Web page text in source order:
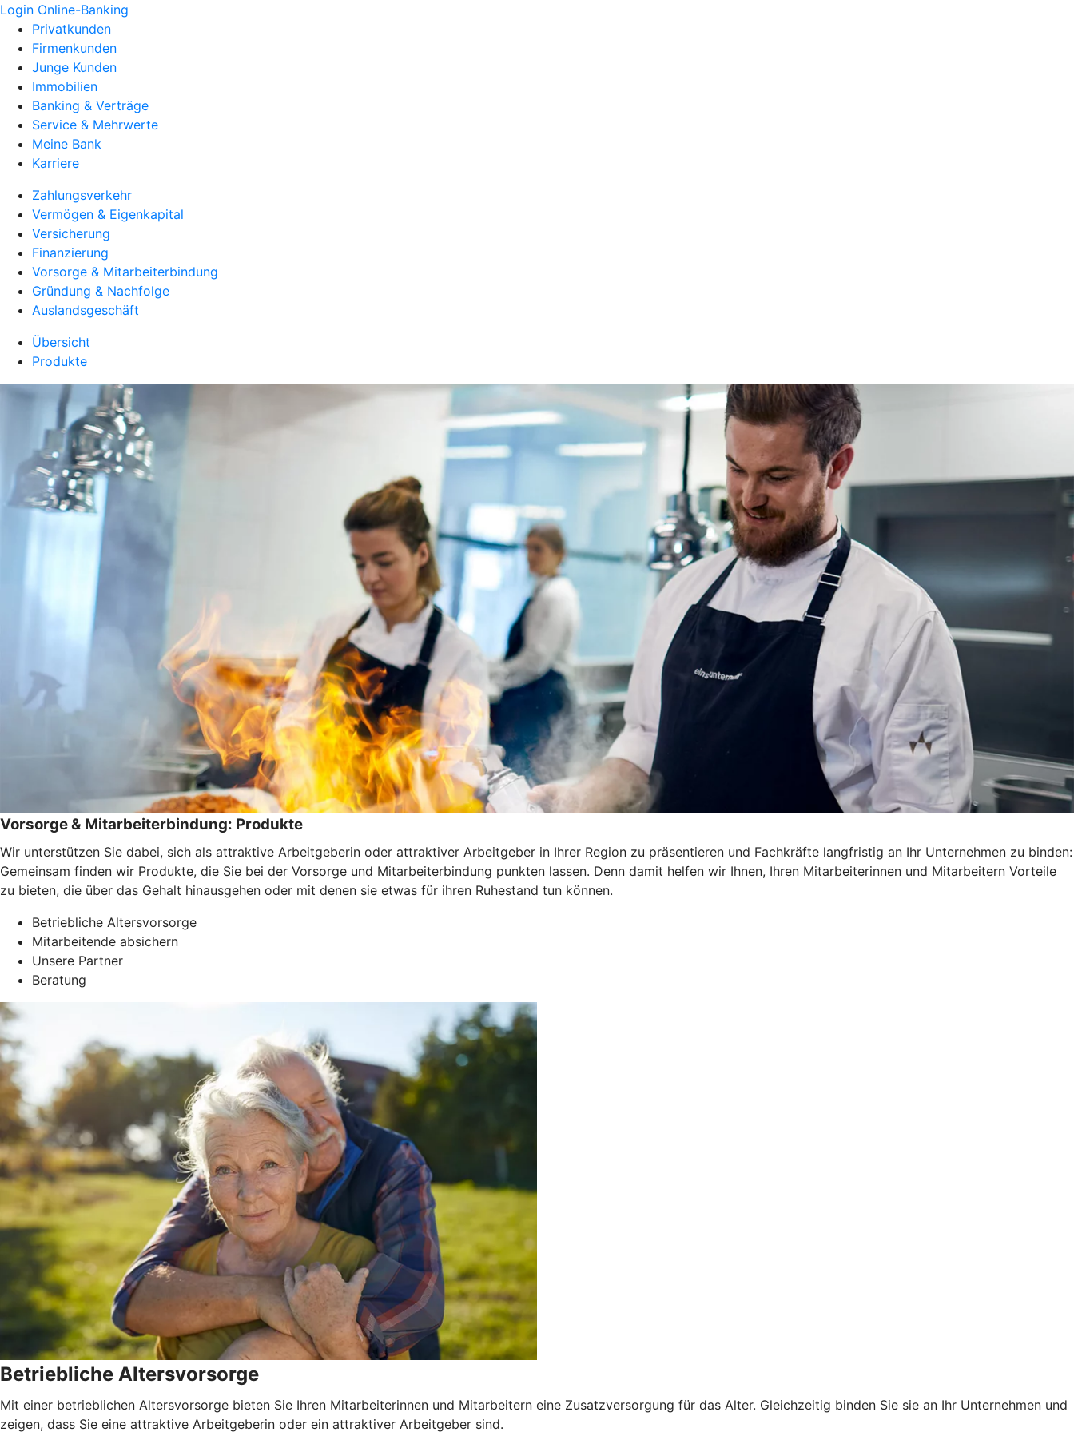
Login Online-Banking
Privatkunden
Firmenkunden
Junge Kunden
Immobilien
Banking & Verträge
Service & Mehrwerte
Meine Bank
Karriere
Zahlungsverkehr
Vermögen & Eigenkapital
Versicherung
Finanzierung
Vorsorge & Mitarbeiterbindung
Gründung & Nachfolge
Auslandsgeschäft
Übersicht
Produkte
Vorsorge & Mitarbeiterbindung: Produkte
Wir unterstützen Sie dabei, sich als attraktive Arbeitgeberin oder attraktiver Arbeitgeber in Ihrer Region zu präsentieren und Fachkräfte langfristig an Ihr Unternehmen zu binden:
Gemeinsam finden wir Produkte, die Sie bei der Vorsorge und Mitarbeiterbindung punkten lassen. Denn damit helfen wir Ihnen, Ihren Mitarbeiterinnen und Mitarbeitern Vorteile
zu bieten, die über das Gehalt hinausgehen oder mit denen sie etwas für ihren Ruhestand tun können.
Betriebliche Altersvorsorge
Mitarbeitende absichern
Unsere Partner
Beratung
Betriebliche Altersvorsorge
Mit einer betrieblichen Altersvorsorge bieten Sie Ihren Mitarbeiterinnen und Mitarbeitern eine Zusatzversorgung für das Alter. Gleichzeitig binden Sie sie an Ihr Unternehmen und
zeigen, dass Sie eine attraktive Arbeitgeberin oder ein attraktiver Arbeitgeber sind.